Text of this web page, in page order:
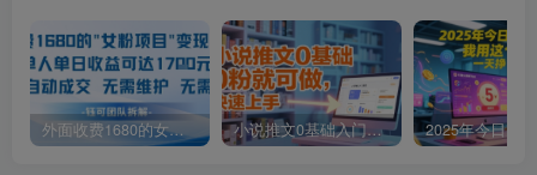
外面收费1680的女粉项目变现，单人单日收益可达1.7k，全自动成交无需维护 小说推文0基础入门教程，0粉就可做，快速上手